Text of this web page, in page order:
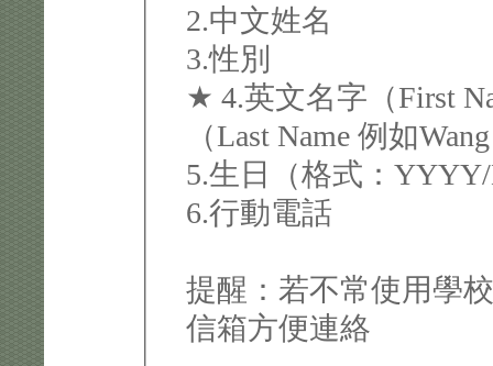
2.中文姓名
3.性別
★ 4.英文名字（First
（Last Name 例如
5.生日（格式：
6.行動電話
提醒：若不常使用學
信箱方便連絡